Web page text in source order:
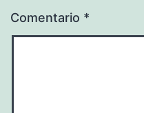
Comentario *